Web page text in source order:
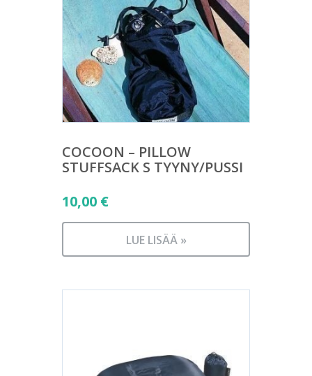
COCOON – PILLOW
STUFFSACK S TYYNY/PUSSI
10,00 €
LUE LISÄÄ »